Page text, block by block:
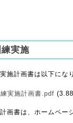
実施
施計画書は以下にな
実施計画書.pdf
画書は、ホームペー